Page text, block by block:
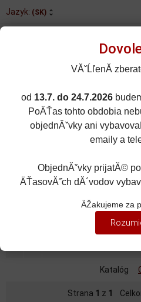
Jazyk: (SK)
Rozšírené
Porovnané (0)
Katalóg
Strana 1 z 1
VĂˇĹľenĂ­
od 13.7. do 24.7.2026
PoÄŤas tohto obdobia
objednĂˇvky ani
emaily a
ObjednĂˇvky prijatĂ© po
ÄŤasovĂ˝ch dĂ´vodov
ÄŽakujeme za